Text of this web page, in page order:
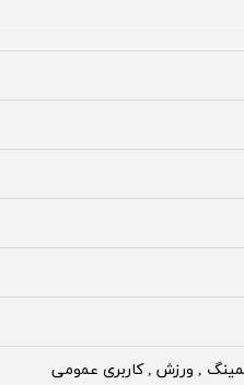
, ورزش , کاربری عمومی